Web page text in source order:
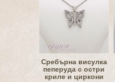
Сребърна висулка
пеперуда с остри
криле и циркони